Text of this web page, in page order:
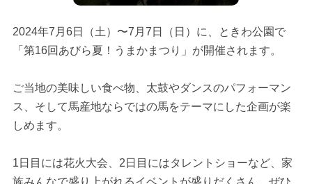
2024年7月6日（土）〜7月7日（日）に、ときわ公園で
「第16回あびら夏！うまかまつり」が開催されます。
ご当地の美味しい食べ物、太鼓やダンスのパフォーマン
ス、そして馬産地ならではの馬をテーマにした企画が楽
しめます。
1日目には花火大会、2日目にはタレントショーなど、家
族みんなで盛り上がれるイベントが盛りだくさん。ぜひ